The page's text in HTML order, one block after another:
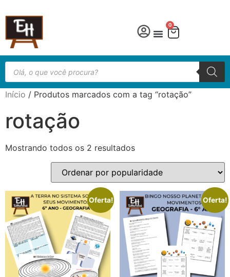
0
Início / Produtos marcados com a tag “rotação”
rotação
Mostrando todos os 2 resultados
Oferta! Oferta!